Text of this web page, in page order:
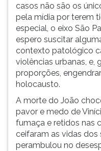
casos não são os
pela mídia por terem
especial, o eixo São
espero suscitar
contexto patológico
violências urbanas, e,
proporções,
holocausto.
A morte do João
pavor e medo de
fumaça e retidos nas
ceifaram as vidas dos
perambulou no